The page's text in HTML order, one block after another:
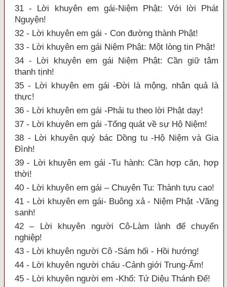
31 - Lời khuyên em gái-Niệm Phật: Với lời Phát
Nguyện!
32 - Lời khuyên em gái - Con đường thành Phật!
33 - Lời khuyên em gái Niệm Phật: Một lòng tin Phật!
34 - Lời khuyên em gái Niệm Phật: Cần giữ tâm
thanh tịnh!
35 - Lời khuyên em gái -Đời là mộng, nhân quả là
thực!
36 - Lời khuyên em gái -Phải tu theo lời Phật dạy!
37 - Lời khuyên em gái -Tổng quát về sự Hộ Niệm!
38 - Lời khuyên quý bác Dồng tu -Hộ Niệm và Gia
Đình!
39 - Lời khuyên em gái -Tu hành: Cần hợp căn, hợp
thời!
40 - Lời khuyên em gái – Chuyên Tu: Thành tựu cao!
41 - Lời khuyên em gái- Buông xả - Niệm Phật -Vãng
sanh!
42 – Lời khuyên người Cô-Làm lành để chuyển
nghiệp!
43 - Lời khuyên người Cô -Sám hối - Hồi hướng!
44 - Lời khuyên người cháu -Cảnh giới Trung-Ấm!
45 - Lời khuyên người em -Khổ: Tứ Diệu Thánh Đế!